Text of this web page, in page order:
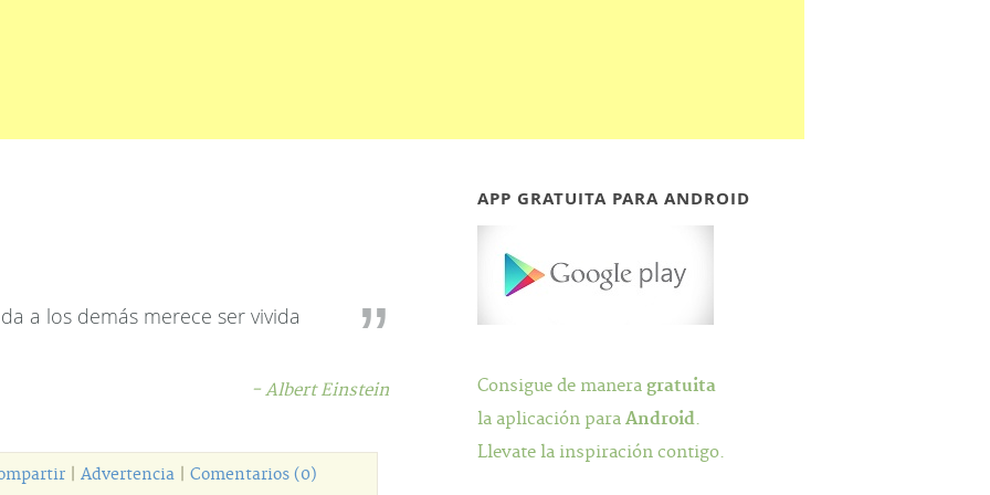
a los demás merece ser vivida
- Albert Einstein
Advertencia Comentarios (0)
APP GRATUITA PARA ANDROID
Consigue de maneragratuita
la aplicación paraAndroid.
Llevate la inspiración contigo.